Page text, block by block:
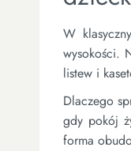
W
wysokości.
listew i
Dlaczego
gdy pokój
forma